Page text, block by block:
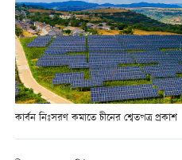
কার্বন নিঃসরণ কমাতে চীনের শ্বেতপত্র প্রকাশ